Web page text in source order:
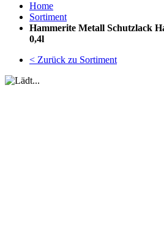
Home
Sortiment
Hammerite Metall Schutzlack
0,4l
< Zurück zu Sortiment